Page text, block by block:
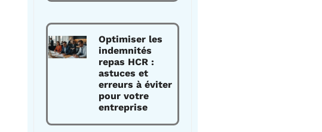
Optimiser les
indemnités
repas HCR :
astuces et
erreurs à éviter
pour votre
entreprise